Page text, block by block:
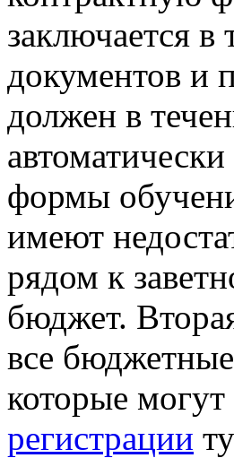
заключается
документов и
должен в
формы
имеют
рядом к
бюджет.
все
которые
регистрации